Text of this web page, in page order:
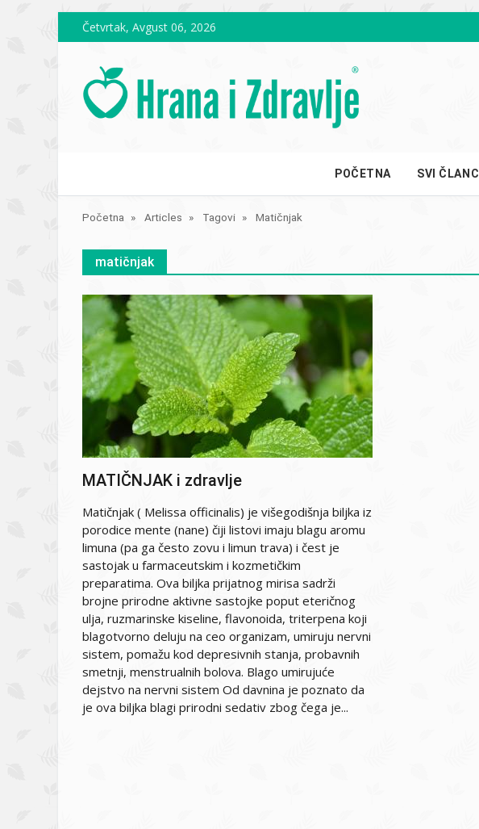
Skip to main contentČetvrtak, Avgust 06, 2026
POČETNA SVI ČLANCI
Početna Articles Tagovi Matičnjak
matičnjak
MATIČNJAK i zdravlje
Matičnjak ( Melissa officinalis) je višegodišnja biljka iz
porodice mente (nane) čiji listovi imaju blagu aromu
limuna (pa ga često zovu i limun trava) i čest je
sastojak u farmaceutskim i kozmetičkim
preparatima. Ova biljka prijatnog mirisa sadrži
brojne prirodne aktivne sastojke poput eteričnog
ulja, ruzmarinske kiseline, flavonoida, triterpena koji
blagotvorno deluju na ceo organizam, umiruju nervni
sistem, pomažu kod depresivnih stanja, probavnih
smetnji, menstrualnih bolova. Blago umirujuće
dejstvo na nervni sistem Od davnina je poznato da
je ova biljka blagi prirodni sedativ zbog čega je...